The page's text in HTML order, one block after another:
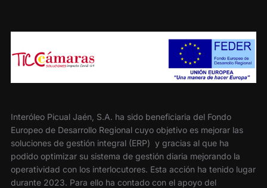
Interóleo Picual Jaén, S.A. ha sido beneficiaria del Fondo
Europeo de Desarrollo Regional cuyo objetivo es mejorar las
soluciones de gestión integral (ERP) y gracias al que ha
podido optimizar su sistema de gestión diaria mejorando la
operatividad con los interlocutores. Esta acción ha tenido lugar
durante 2023. Para ello ha contado con el apoyo del